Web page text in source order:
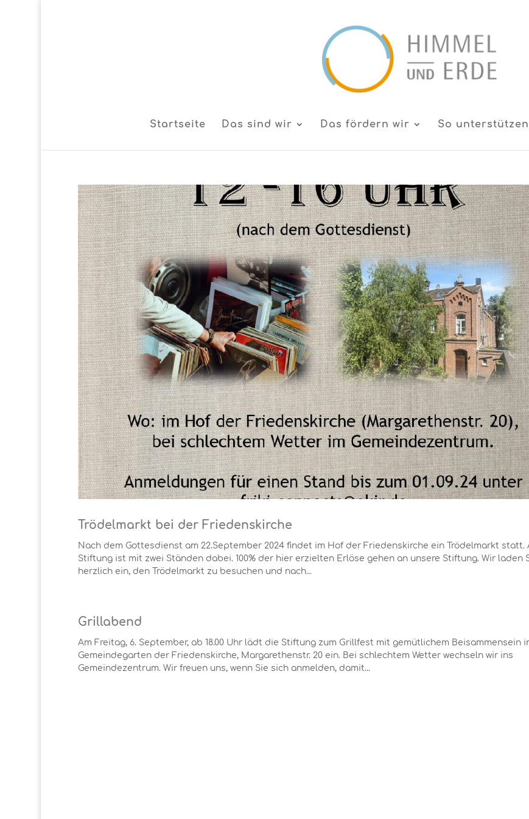
Startseite Das sind wir Das fördern wir So
Trödelmarkt bei der Friedenskirche
Nach dem Gottesdienst am 22.September 2024 findet im Hof der Friedenskirche ein Trödelmarkt statt.
Stiftung ist mit zwei Ständen dabei. 100% der hier erzielten Erlöse gehen an unsere Stiftung. Wir laden
herzlich ein, den Trödelmarkt zu besuchen und nach...
Grillabend
Am Freitag, 6. September, ab 18.00 Uhr lädt die Stiftung zum Grillfest mit gemütlichem Beisammensein
Gemeindegarten der Friedenskirche, Margarethenstr. 20 ein. Bei schlechtem Wetter wechseln wir ins
Gemeindezentrum. Wir freuen uns, wenn Sie sich anmelden, damit...